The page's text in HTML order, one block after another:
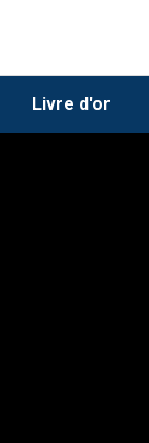
Livre d'or